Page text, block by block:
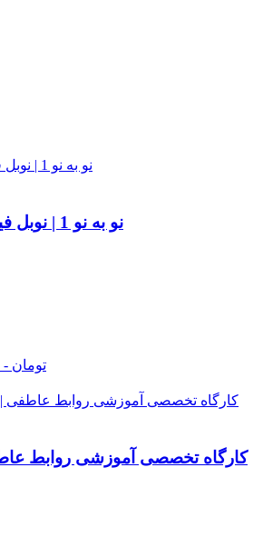
نو به نو 1 | نوبل فیزیک 2020 |حضوری
250,000 تومان -
کارگاه تخصصی آموزشی روابط